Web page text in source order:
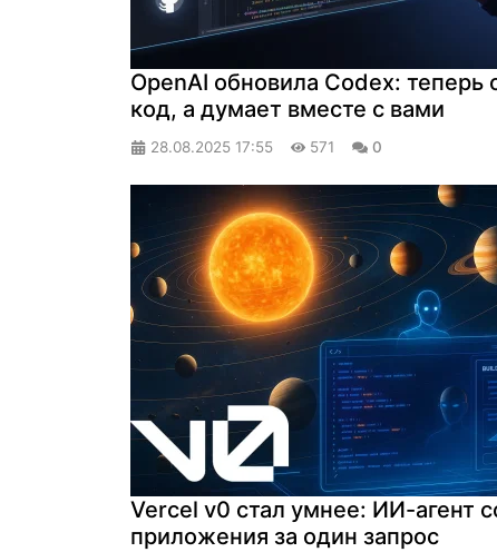
OpenAI обновила Codex: теперь
код, а думает вместе с вами
28.08.2025 17:55 571 0
​Vercel v0 стал умнее: ИИ-агент
приложения за один запрос